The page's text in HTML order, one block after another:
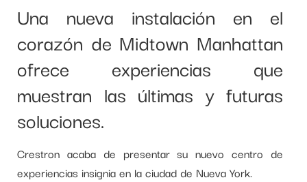
Una nueva instalación en el
corazón de Midtown Manhattan
ofrece experiencias que
muestran las últimas y futuras
soluciones.
Crestron acaba de presentar su nuevo centro de
experiencias insignia en la ciudad de Nueva York.